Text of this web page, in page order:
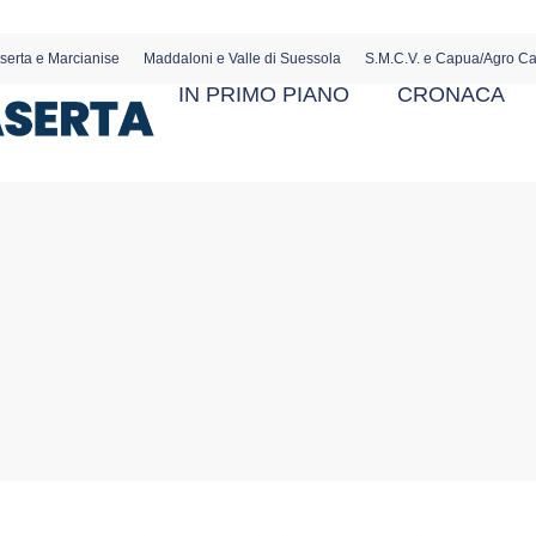
e Marcianise Maddaloni e Valle di Suessola S.M.C.V. e Capua/Agro
IN PRIMO PIANO CRONACA